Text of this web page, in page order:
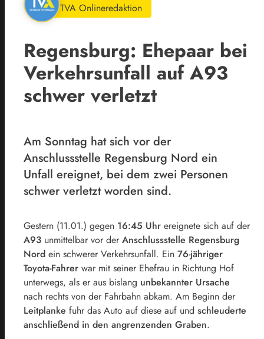
TVA Onlineredaktion
Regensburg: Ehepaar bei
Verkehrsunfall auf A93
schwer verletzt
Am Sonntag hat sich vor der
Anschlussstelle Regensburg Nord ein
Unfall ereignet, bei dem zwei Personen
schwer verletzt worden sind.
Gestern (11.01.) gegen 16:45 Uhr ereignete sich auf der
A93 unmittelbar vor der Anschlussstelle Regensburg
Nord ein schwerer Verkehrsunfall. Ein 76-jähriger
Toyota-Fahrer war mit seiner Ehefrau in Richtung Hof
unterwegs, als er aus bislang unbekannter Ursache
nach rechts von der Fahrbahn abkam. Am Beginn der
Leitplanke fuhr das Auto auf diese auf und schleuderte
anschließend in den angrenzenden Graben.